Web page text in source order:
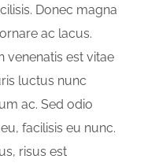
Donec magna
ac lacus.
venenatis est vitae
luctus nunc
ac. Sed odio
facilisis eu nunc.
risus est